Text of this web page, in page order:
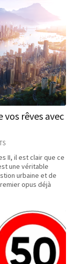
vos rêves avec
II, il est clair que ce
une véritable
urbaine et de
opus déjà